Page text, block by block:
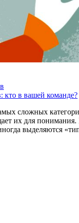
кто в вашей команде?
сложных
их для понимания.
выделяются